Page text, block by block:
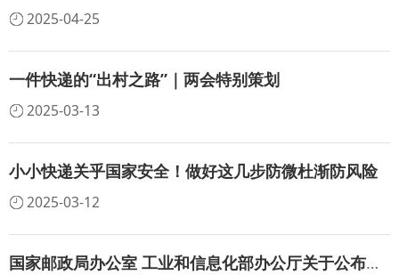
2025-04-25
一件快递的“出村之路”｜两会特别策划
2025-03-13
小小快递关乎国家安全！做好这几步防微杜渐防风险
2025-03-12
国家邮政局办公室 工业和信息化部办公厅关于公布第一批快递业与制造业融合发展典型项目和试点先行区的通知